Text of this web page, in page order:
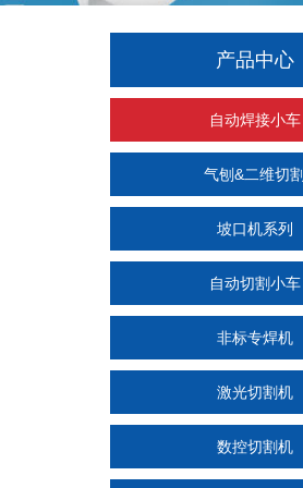
产品中心
自动焊接小车
气刨&二维切割
坡口机系列
自动切割小车
非标专焊机
激光切割机
数控切割机